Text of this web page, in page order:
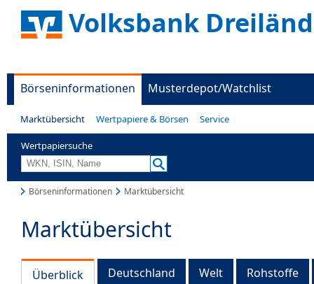
Volksbank
Börseninformationen Musterdepot/Watchlist
Marktübersicht Wertpapiere & Börsen Service
Wertpapiersuche
Börseninformationen Marktübersicht
Marktübersicht
Überblick Deutschland Welt Rohstoffe